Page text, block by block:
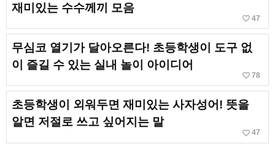
재미있는 수수께끼 모음
favorite_border 47
무심코 열기가 달아오른다! 초등학생이 도구 없
이 즐길 수 있는 실내 놀이 아이디어
favorite_border 78
초등학생이 외워두면 재미있는 사자성어! 뜻을
알면 저절로 쓰고 싶어지는 말
favorite_border 47